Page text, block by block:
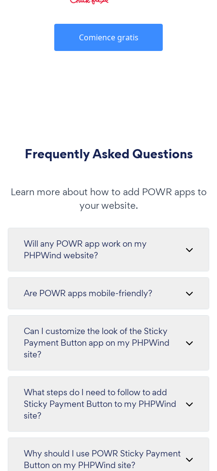
Comience gratis
Frequently Asked Questions
Learn more about how to add POWR apps to
your website.
Will any POWR app work on my
PHPWind website?
Are POWR apps mobile-friendly?
Can I customize the look of the Sticky
Payment Button app on my PHPWind
site?
What steps do I need to follow to add
Sticky Payment Button to my PHPWind
site?
Why should I use POWR Sticky Payment
Button on my PHPWind site?